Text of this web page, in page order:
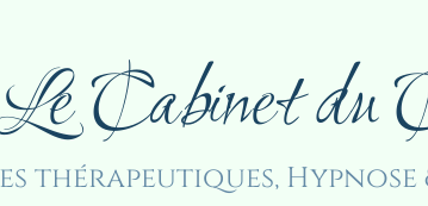
Cabinet du
thérapeutiques, Hypnose